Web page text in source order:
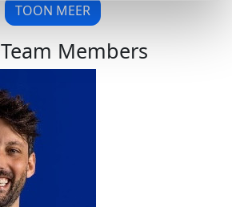
TOON MEER
Members